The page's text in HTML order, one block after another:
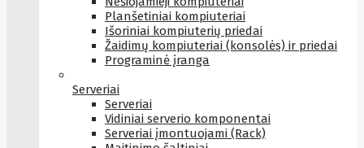
Planšetiniai kompiuteriai
Išoriniai kompiuterių priedai
Žaidimų kompiuteriai (konsolės) ir priedai
Programinė įranga
Serveriai
Serveriai
Vidiniai serverio komponentai
Serveriai įmontuojami (Rack)